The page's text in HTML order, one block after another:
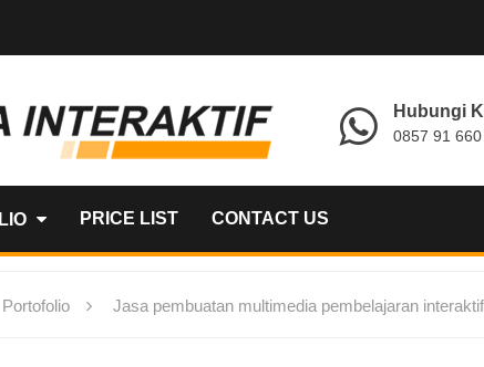
Hubungi
0857 91
PRICE LIST CONTACT US
Portofolio Jasa pembuatan multimedia pembelajaran interaktif